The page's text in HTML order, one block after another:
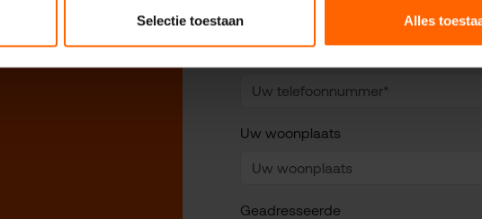
Selectie toestaan Alles
Uw woonplaats
Geadresseerde